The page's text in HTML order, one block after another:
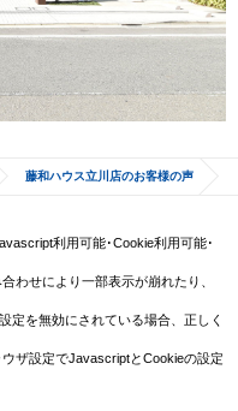
藤和ハウス立川店のお客様の声
利用可能･Cookie利用可能･
わせにより一部表示が崩れたり、
を無効にされている場合、正しく
ザ設定でJavascriptとCookieの設定